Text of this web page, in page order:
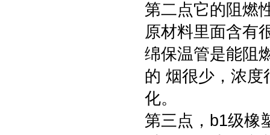
第二点它的阻燃
原材料里面含有
绵保温管是能阻
的 烟很少，浓度
化。
第三点，b1级橡